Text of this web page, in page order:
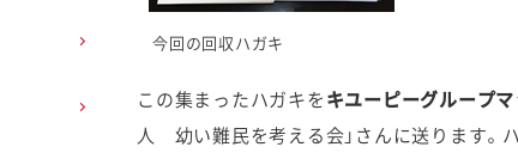
今回の回収ハガキ
この集まったハガキを キユーピーグループマ
人 幼い難民を考える会」さんに送ります。